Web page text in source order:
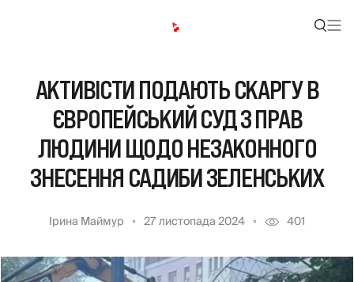
АКТИВІСТИ ПОДАЮТЬ СКАРГУ В
ЄВРОПЕЙСЬКИЙ СУД З ПРАВ
ЛЮДИНИ ЩОДО НЕЗАКОННОГО
ЗНЕСЕННЯ САДИБИ ЗЕЛЕНСЬКИХ
Ірина Маймур 27 листопада 2024 401